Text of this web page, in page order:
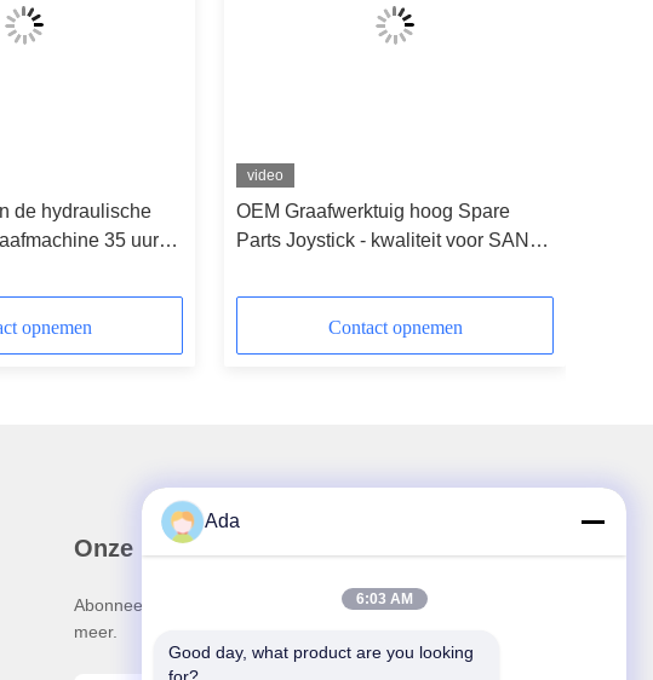
de hydraulische
35 uur
opnemen
video
OEM Graafwerktuig hoog Spare
Parts Joystick - kwaliteit voor SANY
Contact opnemen
Onze Nieuwsbrief
Abonneer u op onze nieuwsbrief voor kortingen en
meer.
Ada
6:03 AM
Good day, what product are you looking